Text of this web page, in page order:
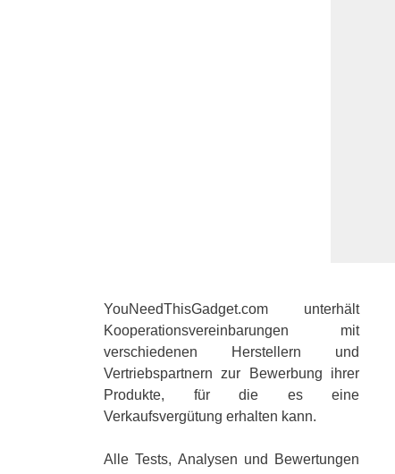
YouNeedThisGadget.com unterhält
Kooperationsvereinbarungen mit
verschiedenen Herstellern und
Vertriebspartnern zur Bewerbung ihrer
Produkte, für die es eine
Verkaufsvergütung erhalten kann.
Alle Tests, Analysen und Bewertungen